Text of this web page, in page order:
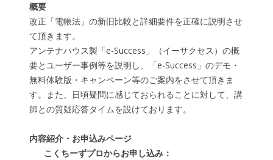
概要
改正「電帳法」の新旧比較と詳細要件を正確に説明させ
て頂きます。
アンテナハウス製「e-Success」（イーサクセス）の概
要とユーザー事例等を説明し、「e-Success」のデモ・
無料体験版・キャンペーン等のご案内をさせて頂きま
す。また、日頃疑問に感じておられることに対して、講
師との質疑応答タイムを設けております。
内容紹介・お申込みページ
こくちーずプロからお申し込み：